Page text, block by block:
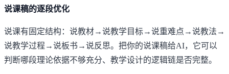
说课稿的逐段优化
说课有固定结构：说教材→说教学目标→说重难点→说教法→
说教学过程→说板书→说反思。把你的说课稿给AI，它可以
判断哪段理论依据不够充分、教学设计的逻辑链是否完整。